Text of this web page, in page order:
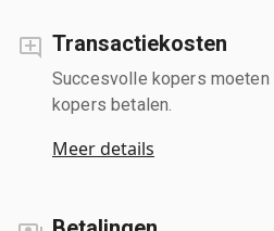
Transactiekosten
Succesvolle kopers
kopers betalen.
Meer details